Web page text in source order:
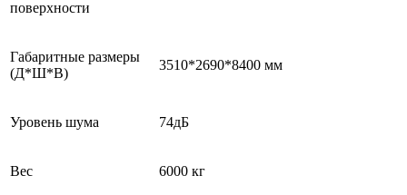
поверхности
Габаритные размеры
(Д*Ш*В)
3510*2690*8400 мм
Уровень шума 74дБ
Вес 6000 кг